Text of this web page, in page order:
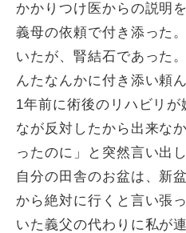
かかりつけ医からの説明
義母の依頼で付き添った
いたが、腎結石であった
んたなんかに付き添い頼
1年前に術後のリハビリ
なが反対したから出来な
ったのに」と突然言い出
自分の田舎のお盆は、新
から絶対に行くと言い張
いた義父の代わりに私が